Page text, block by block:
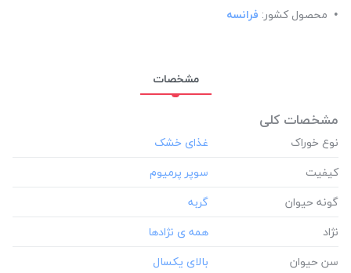
محصول کشور: فرانسه
مشخصات
مشخصات کلی
نوع خوراک
کیفیت
گونه حیوان
نژاد
سن حیوان